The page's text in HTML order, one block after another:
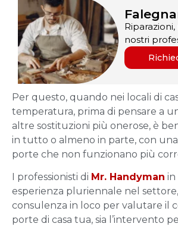
nostri
Per questo, quando nei locali di
temperatura, prima di pensare a
altre sostituzioni più onerose, è
in tutto o almeno in parte, con
porte che non funzionano più
I professionisti di Mr. Handyman in
esperienza pluriennale nel
consulenza in loco per valutare il
porte di casa tua, sia l’intervento